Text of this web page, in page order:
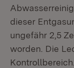
dieser
ungefähr 2,5
worden. Die